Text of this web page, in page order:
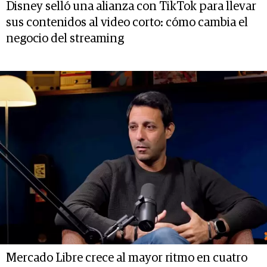
Disney selló una alianza con TikTok para llevar
sus contenidos al video corto: cómo cambia el
negocio del streaming
Mercado Libre crece al mayor ritmo en cuatro